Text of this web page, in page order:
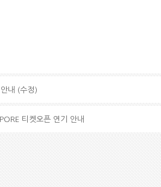
내 (수정)
티켓오픈 연기 안내